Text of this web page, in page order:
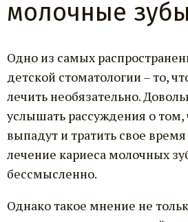
молочные
Одно из самых
детской стоматологии – то,
лечить необязательно.
услышать рассуждения о том,
выпадут и тратить свое
лечение кариеса молочных
бессмысленно.
Однако такое мнение не